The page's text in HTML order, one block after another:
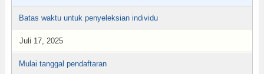
Batas waktu untuk penyeleksian individu
Juli 17, 2025
Mulai tanggal pendaftaran